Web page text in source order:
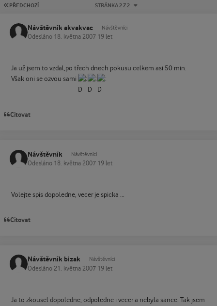
PRVNÍ STRÁNKA
PŘEDCHOZÍ STRÁNKA 2 Z 2
Návštěvník akvakvac Návštěvníci
Odesláno 18. května 2007 19 let
Ja už jsem to vzdal,po třech dnech pokusu celkem asi 50 min.
Však oni se ozvou sami
Citovat
Návštěvník Návštěvníci
Odesláno 18. května 2007 19 let
Volejte spis dopoledne, vecer je spicka ...
Citovat
Návštěvník bizak Návštěvníci
Odesláno 21. května 2007 19 let
Ja to zkousel dopoledne, odpoledne i vecer a nebyla sance. Tak jsem